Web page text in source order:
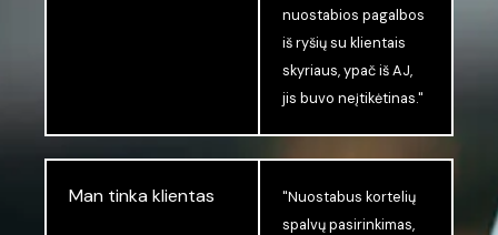
nuostabios pagalbos
iš ryšių su klientais
skyriaus, ypač iš AJ,
jis buvo neįtikėtinas."
Man tinka klientas
"Nuostabus kortelių
spalvų pasirinkimas,